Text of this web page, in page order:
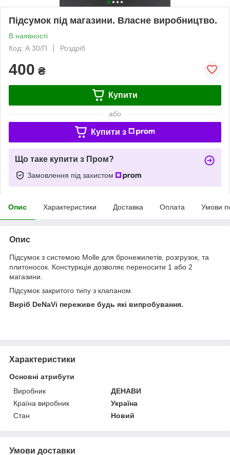
Підсумок під магазини. Власне виробництво.
В наявності
Код: А 30/П
Роздріб
400 ₴
Купити
або
Купити з
Що таке купити з Пром?
Замовлення під захистом
Опис Характеристики Доставка Оплата Умови
Опис
Підсумок з системою Molle для бронежилетів, розгрузок, та
плитоносок. Констуркція дозволяє переносити 1 або 2
магазини.
Підсумок закритого типу з клапаном.
Виріб DeNaVi переживе будь які випробування.
Характеристики
Основні атрибути
Виробник
ДЕНАВИ
Країна виробник
Україна
Стан
Новий
Умови доставки